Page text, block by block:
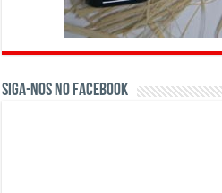
Siga-nos no Facebook